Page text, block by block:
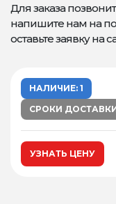
Для заказа
напишите нам на
оставьте заявку на
НАЛИЧИЕ: 1
СРОКИ
УЗНАТЬ ЦЕНУ